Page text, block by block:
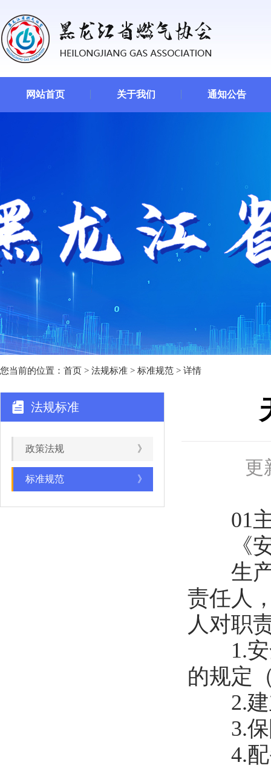
网站首页 关于我们 通知公告
您当前的位置： 首页 > 法规标准 > 标准规范 > 详情
法规标准
政策法规 》
标准规范 》
更
01主
《安
生产
责任人
人对职
1.安
的规定
2.建
3.保
4.配备